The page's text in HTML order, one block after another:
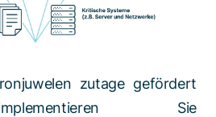
zutage gefördert
Sie